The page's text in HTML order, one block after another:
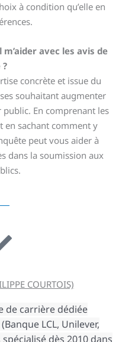
à condition qu’elle en
avec les avis de
concrète et issue du
souhaitant augmenter
En comprenant les
en sachant comment y
peut vous aider à
dans la soumission aux
COURTOIS)
de carrière dédiée
(Banque LCL, Unilever,
dès 2010 dans